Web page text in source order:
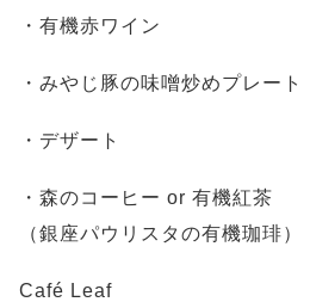
・有機赤ワイン
・みやじ豚の味噌炒めプレート
・デザート
・森のコーヒー or 有機紅茶
（銀座パウリスタの有機珈琲）
Café Leaf